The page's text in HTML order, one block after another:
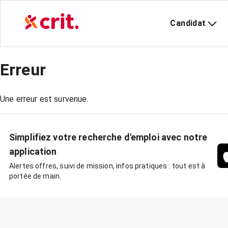
Candidat
Erreur
Une erreur est survenue.
Simplifiez votre recherche d'emploi avec notre
application
Alertes offres, suivi de mission, infos pratiques : tout est à
portée de main.